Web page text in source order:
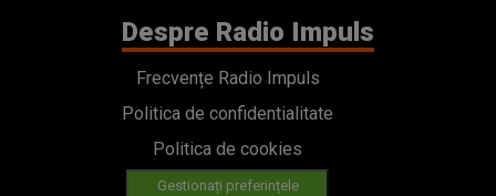
Despre Radio Impuls
Frecvențe Radio Impuls
Politica de confidentialitate
Politica de cookies
Gestionați preferințele